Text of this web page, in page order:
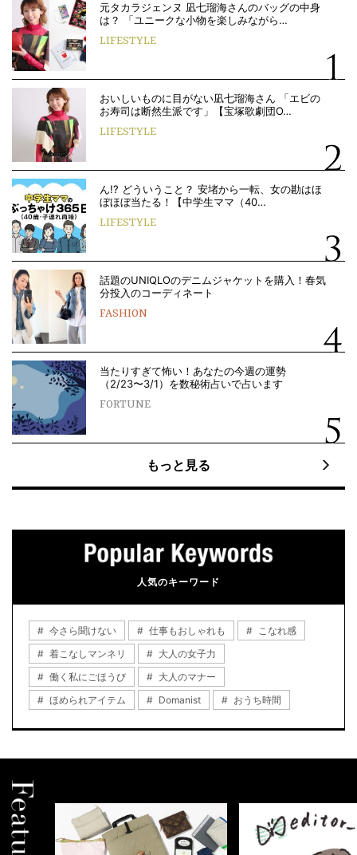
元タカラジェンヌ 凪七瑠海さんのバッグの中身
は？ 「ユニークな小物を楽しみながら…
LIFESTYLE
おいしいものに目がない凪七瑠海さん 「エビの
お寿司は断然生派です」【宝塚歌劇団O…
LIFESTYLE
ん!? どういうこと？ 安堵から一転、女の勘はほ
ぼほぼ当たる！【中学生ママ（40…
LIFESTYLE
話題のUNIQLOのデニムジャケットを購入！春気
分投入のコーディネート
FASHION
当たりすぎて怖い！あなたの今週の運勢
（2/23〜3/1）を数秘術占いで占います
FORTUNE
もっと見る
人気のキーワード
今さら聞けない 仕事もおしゃれも
こなれ感
着こなしマンネリ
大人の女子力
働く私にごほうび
大人のマナー
ほめられアイテム
Domanist おうち時間